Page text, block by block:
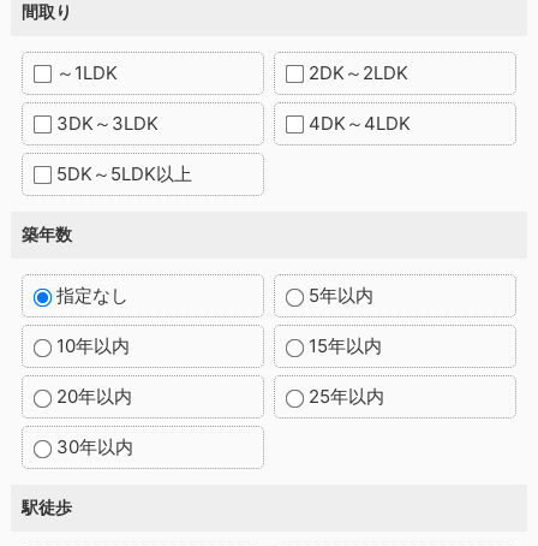
間取り
～1LDK 2DK～2LDK
3DK～3LDK 4DK～4LDK
5DK～5LDK以上
築年数
指定なし 5年以内
10年以内 15年以内
20年以内 25年以内
30年以内
駅徒歩